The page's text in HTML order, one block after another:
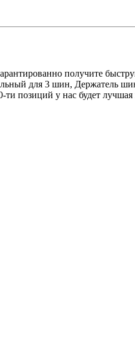
получите
для 3 шин, Держатель
позиций у нас будет лучшая